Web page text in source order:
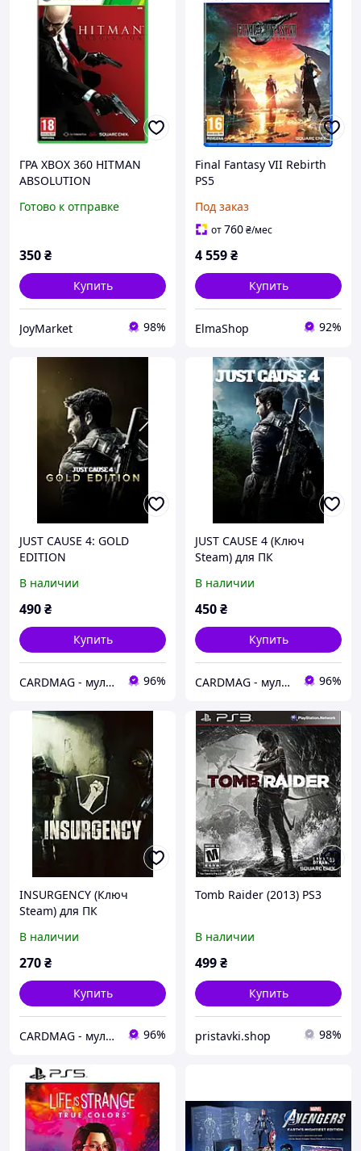
ГРА XBOX 360 HITMAN
ABSOLUTION
Готово к отправке
350₴
Купить
JoyMarket 98%
Final Fantasy VII Rebirth
PS5
Под заказ
от760₴/мес
4 559₴
Купить
ElmaShop 92%
JUST CAUSE 4: GOLD
EDITION
В наличии
490₴
Купить
CARDMAG - мультивалютный платежный сервис 96%
JUST CAUSE 4 (Ключ
Steam) для ПК
В наличии
450₴
Купить
CARDMAG - мультивалютный платежный сервис 96%
INSURGENCY (Ключ
Steam) для ПК
В наличии
270₴
Купить
CARDMAG - мультивалютный платежный сервис 96%
Tomb Raider (2013) PS3
В наличии
499₴
Купить
pristavki.shop 98%